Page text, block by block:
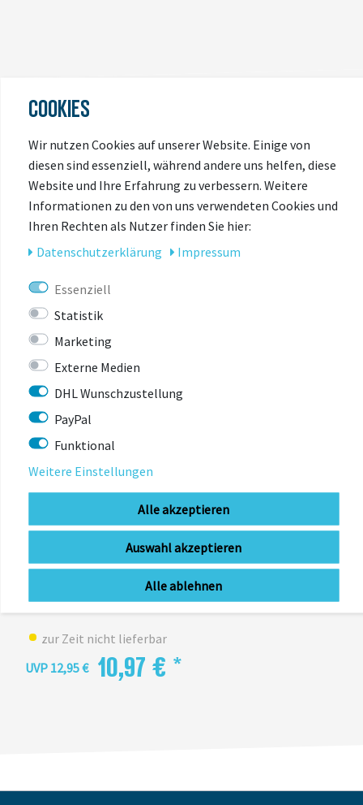
ZULETZT
ANGESEHEN
-15%
UVEX
zur Zeit nicht lieferbar
UVP 12,95 € 10,97 € *
COOKIES
Wir nutzen Cookies auf unserer Website. Einige von
diesen sind essenziell, während andere uns helfen, diese
Website und Ihre Erfahrung zu verbessern. Weitere
Informationen zu den von uns verwendeten Cookies und
Ihren Rechten als Nutzer finden Sie hier:
Daten­schutz­erklärung
Impressum
Essenziell
Statistik
Marketing
Externe Medien
DHL Wunschzustellung
PayPal
Funktional
Weitere Einstellungen
Alle akzeptieren
Auswahl akzeptieren
Alle ablehnen